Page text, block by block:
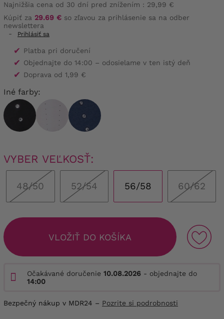
Najnižšia cena od 30 dní pred znížením : 29,99 €
Kúpiť za 29.69 € so zľavou za prihlásenie sa na odber
newslettera
-
Prihlásiť sa
✔ Platba pri doručení
✔ Objednajte do 14:00 – odosielame v ten istý deň
✔ Doprava od 1,99 €
Iné farby:
VYBER VEĽKOSŤ:
48/50 52/54 56/58 60/62
VLOŽIŤ DO KOŠÍKA
Očakávané doručenie 10.08.2026 - objednajte do
14:00
Bezpečný nákup v MDR24 – Pozrite si podrobnosti